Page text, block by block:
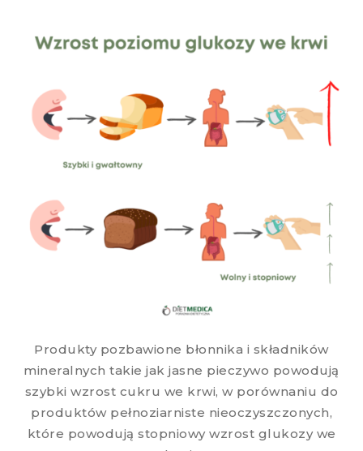
Produkty pozbawione błonnika i składników
mineralnych takie jak jasne pieczywo powodują
szybki wzrost cukru we krwi, w porównaniu do
produktów pełnoziarniste nieoczyszczonych,
które powodują stopniowy wzrost glukozy we